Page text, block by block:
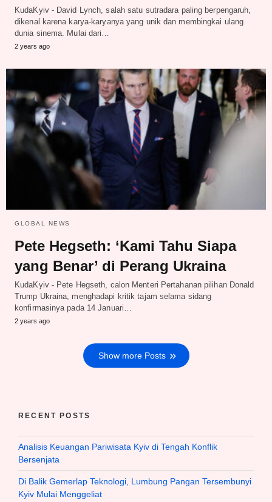
KudaKyiv - David Lynch, salah satu sutradara paling berpengaruh,
dikenal karena karya-karyanya yang unik dan membingkai ulang
dunia sinema. Mulai dari…
2 years ago
GLOBAL NEWS
Pete Hegseth: ‘Kami Tahu Siapa
yang Benar’ di Perang Ukraina
KudaKyiv - Pete Hegseth, calon Menteri Pertahanan pilihan Donald
Trump Ukraina, menghadapi kritik tajam selama sidang
konfirmasinya pada 14 Januari…
2 years ago
Show more Posts
RECENT POSTS
Analisis Keuangan Pariwisata Kyiv di Tengah Konflik
Bersenjata
Di Balik Gemerlap Teknologi, Lumbung Pangan Tersembunyi
Kyiv Mulai Menggeliat